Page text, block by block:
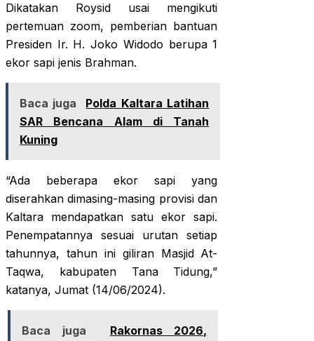
Dikatakan Roysid usai mengikuti
pertemuan zoom, pemberian bantuan
Presiden Ir. H. Joko Widodo berupa 1
ekor sapi jenis Brahman.
Baca juga
Polda Kaltara Latihan
SAR Bencana Alam di Tanah
Kuning
“Ada beberapa ekor sapi yang
diserahkan dimasing-masing provisi dan
Kaltara mendapatkan satu ekor sapi.
Penempatannya sesuai urutan setiap
tahunnya, tahun ini giliran Masjid At-
Taqwa, kabupaten Tana Tidung,”
katanya, Jumat (14/06/2024).
Baca juga
Rakornas 2026,